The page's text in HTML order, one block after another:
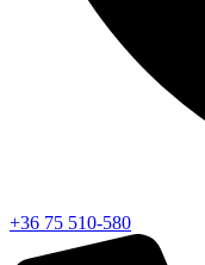
+36 75 510-580